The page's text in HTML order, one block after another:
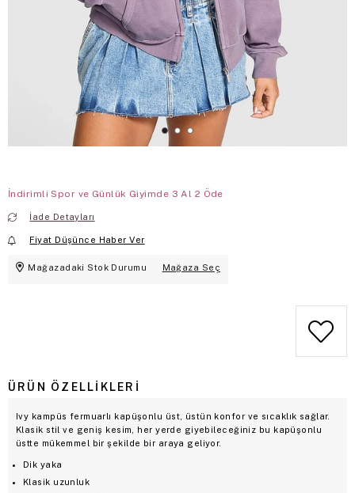
İndirimli Spor ve Günlük Giyimde 3 Al 2 Öde
İade Detayları
Fiyat Düşünce Haber Ver
Mağazadaki Stok Durumu Mağaza Seç
ÜRÜN ÖZELLIKLERI
Ivy kampüs fermuarlı kapüşonlu üst, üstün konfor ve sıcaklık sağlar.
Klasik stil ve geniş kesim, her yerde giyebileceğiniz bu kapüşonlu
üstte mükemmel bir şekilde bir araya geliyor.
Dik yaka
Klasik uzunluk